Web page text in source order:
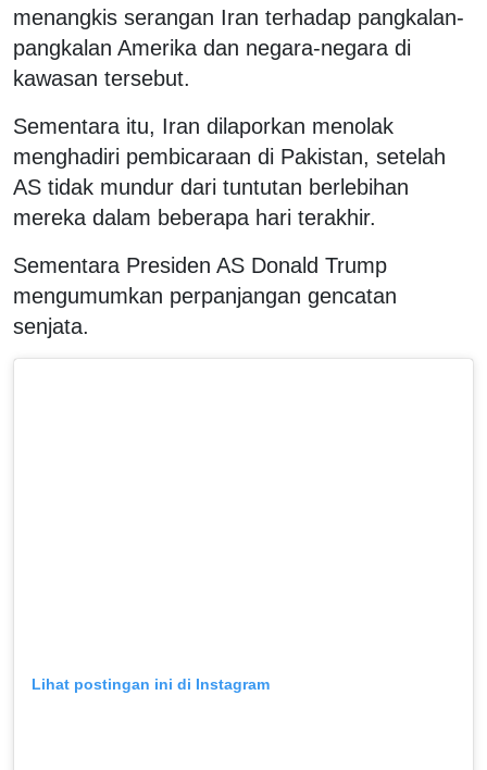
menangkis serangan Iran terhadap pangkalan-
pangkalan Amerika dan negara-negara di
kawasan tersebut.
Sementara itu, Iran dilaporkan menolak
menghadiri pembicaraan di Pakistan, setelah
AS tidak mundur dari tuntutan berlebihan
mereka dalam beberapa hari terakhir.
Sementara Presiden AS Donald Trump
mengumumkan perpanjangan gencatan
senjata.
Lihat postingan ini di Instagram